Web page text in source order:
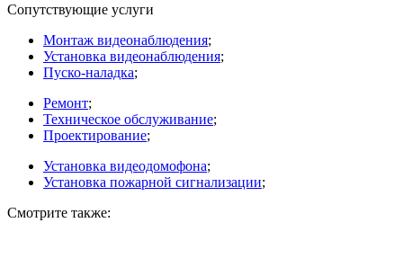
Сопутствующие услуги
Монтаж видеонаблюдения;
Установка видеонаблюдения;
Пуско-наладка;
Ремонт;
Техническое обслуживание;
Проектирование;
Установка видеодомофона;
Установка пожарной сигнализации;
Смотрите также: